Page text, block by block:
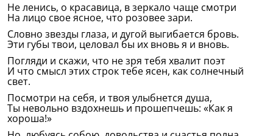
Не ленись, о красавица, в зеркало чаще смотри
На лицо свое ясное, что розовее зари.
Словно звезды глаза, и дугой выгибается бровь.
Эти губы твои, целовал бы их вновь я и вновь.
Погляди и скажи, что не зря тебя хвалит поэт
И что смысл этих строк тебе ясен, как солнечный
свет.
Посмотри на себя, и твоя улыбнется душа,
Ты невольно вздохнешь и прошепчешь: «Как я
хороша!»